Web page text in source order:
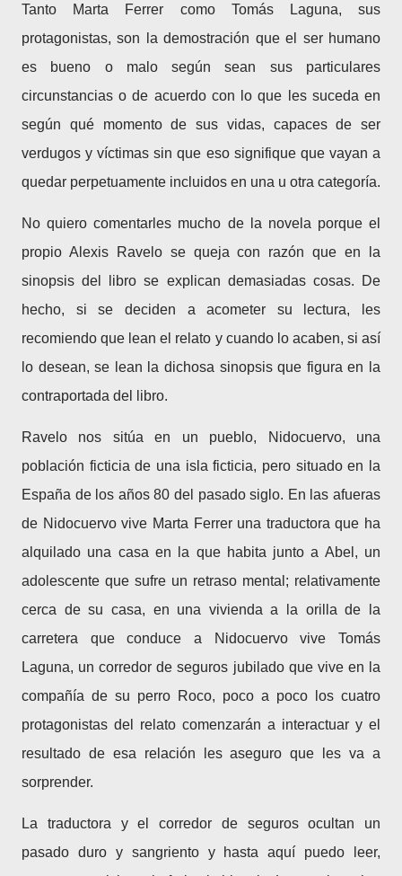
Tanto Marta Ferrer como Tomás Laguna, sus
protagonistas, son la demostración que el ser humano
es bueno o malo según sean sus particulares
circunstancias o de acuerdo con lo que les suceda en
según qué momento de sus vidas, capaces de ser
verdugos y víctimas sin que eso signifique que vayan a
quedar perpetuamente incluidos en una u otra categoría.
No quiero comentarles mucho de la novela porque el
propio Alexis Ravelo se queja con razón que en la
sinopsis del libro se explican demasiadas cosas. De
hecho, si se deciden a acometer su lectura, les
recomiendo que lean el relato y cuando lo acaben, si así
lo desean, se lean la dichosa sinopsis que figura en la
contraportada del libro.
Ravelo nos sitúa en un pueblo, Nidocuervo, una
población ficticia de una isla ficticia, pero situado en la
España de los años 80 del pasado siglo. En las afueras
de Nidocuervo vive Marta Ferrer una traductora que ha
alquilado una casa en la que habita junto a Abel, un
adolescente que sufre un retraso mental; relativamente
cerca de su casa, en una vivienda a la orilla de la
carretera que conduce a Nidocuervo vive Tomás
Laguna, un corredor de seguros jubilado que vive en la
compañía de su perro Roco, poco a poco los cuatro
protagonistas del relato comenzarán a interactuar y el
resultado de esa relación les aseguro que les va a
sorprender.
La traductora y el corredor de seguros ocultan un
pasado duro y sangriento y hasta aquí puedo leer,